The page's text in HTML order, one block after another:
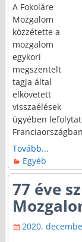
A Fokoláre
Mozgalom
közzétette a
mozgalom
egykori
megszentelt
tagja által
elkövetett
visszaélések
ügyében
Tovább...
Egyéb
77 éve
2020.